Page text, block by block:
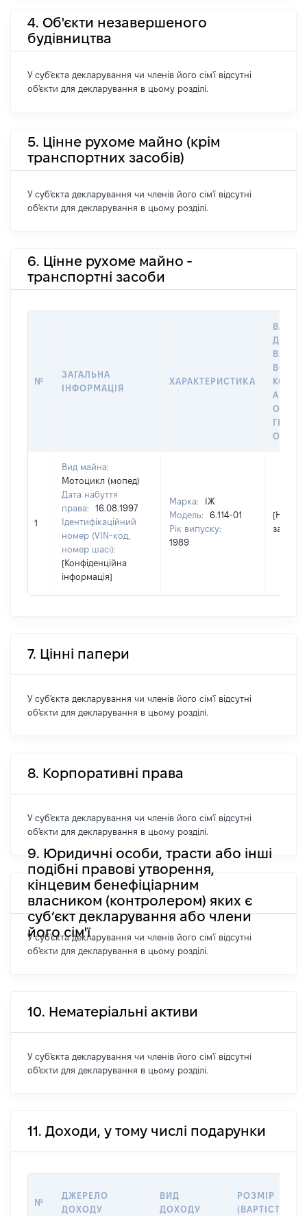
4. Об'єкти незавершеного
будівництва
У суб'єкта декларування чи членів його сім'ї відсутні
об'єкти для декларування в цьому розділі.
5. Цінне рухоме майно (крім
транспортних засобів)
У суб'єкта декларування чи членів його сім'ї відсутні
об'єкти для декларування в цьому розділі.
6. Цінне рухоме майно -
транспортні засоби
№
ЗАГАЛЬНА
ІНФОРМАЦІЯ
ХАРАКТЕРИСТИКА
ДАТУ
АБО
1
Вид майна:
Мотоцикл (мопед)
Дата набуття
права:
16.08.1997
Ідентифікаційний
номер (VIN-код,
номер шасі):
[Конфіденційна
інформація]
Марка:
ІЖ
Модель:
6.114-01
Рік випуску:
1989
[Не
7. Цінні папери
У суб'єкта декларування чи членів його сім'ї відсутні
об'єкти для декларування в цьому розділі.
8. Корпоративні права
У суб'єкта декларування чи членів його сім'ї відсутні
об'єкти для декларування в цьому розділі.
9. Юридичні особи, трасти або інші
подібні правові утворення,
кінцевим бенефіціарним
власником (контролером) яких є
суб’єкт декларування або члени
його сім'ї
У суб'єкта декларування чи членів його сім'ї відсутні
об'єкти для декларування в цьому розділі.
10. Нематеріальні активи
У суб'єкта декларування чи членів його сім'ї відсутні
об'єкти для декларування в цьому розділі.
11. Доходи, у тому числі подарунки
№
ДЖЕРЕЛО
ДОХОДУ
ВИД
ДОХОДУ
РОЗМІР
(ВАРТІСТЬ)